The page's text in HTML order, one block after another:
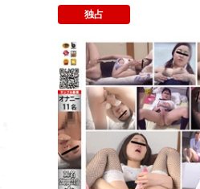
独占